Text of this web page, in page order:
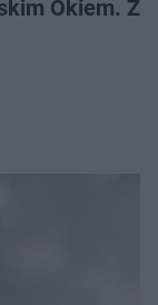
Okiem.